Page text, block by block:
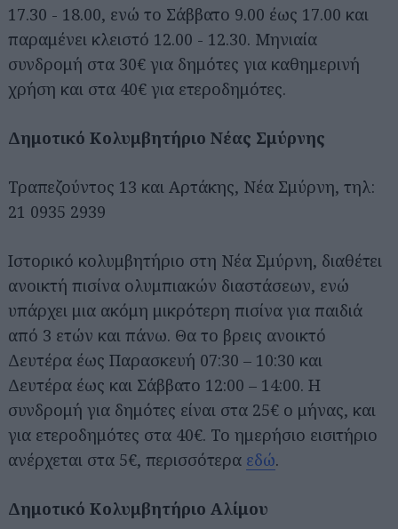
17.30 - 18.00, ενώ το Σάββατο 9.00 έως 17.00 και
παραμένει κλειστό 12.00 - 12.30. Μηνιαία
συνδρομή στα 30€ για δημότες για καθημερινή
χρήση και στα 40€ για ετεροδημότες.
Δημοτικό Κολυμβητήριο Νέας Σμύρνης
Τραπεζούντος 13 και Αρτάκης, Νέα Σμύρνη, τηλ:
21 0935 2939
Ιστορικό κολυμβητήριο στη Νέα Σμύρνη, διαθέτει
ανοικτή πισίνα ολυμπιακών διαστάσεων, ενώ
υπάρχει μια ακόμη μικρότερη πισίνα για παιδιά
από 3 ετών και πάνω. Θα το βρεις ανοικτό
Δευτέρα έως Παρασκευή 07:30 – 10:30 και
Δευτέρα έως και Σάββατο 12:00 – 14:00. Η
συνδρομή για δημότες είναι στα 25€ ο μήνας, και
για ετεροδημότες στα 40€. Το ημερήσιο εισιτήριο
ανέρχεται στα 5€, περισσότερα εδώ.
Δημοτικό Κολυμβητήριο Αλίμου